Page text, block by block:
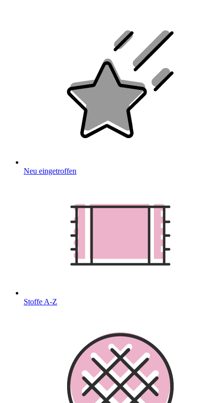
Neu eingetroffen
Stoffe A-Z